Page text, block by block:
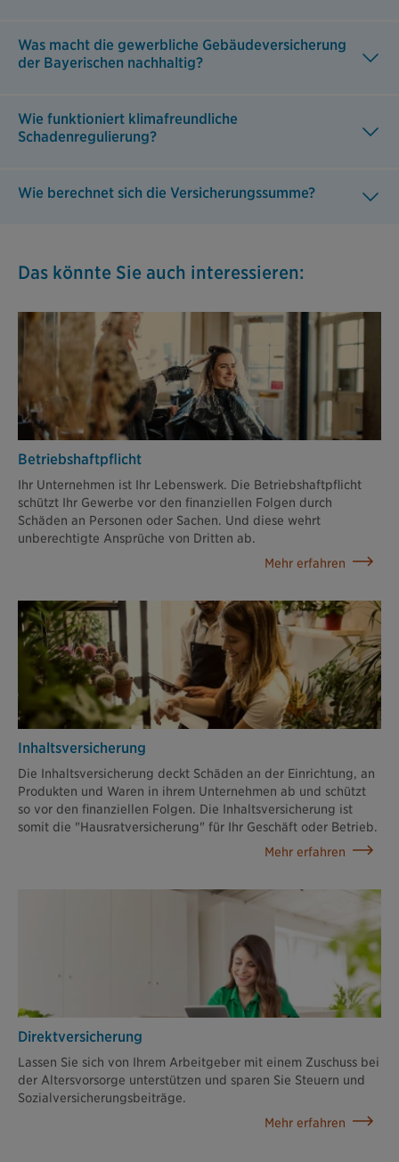
Was macht die gewerbliche Gebäudeversicherung
der Bayerischen nachhaltig?
Wie funktioniert klimafreundliche
Schadenregulierung?
Wie berechnet sich die Versicherungssumme?
Das könnte Sie auch interessieren:
Betriebshaftpflicht
Ihr Unternehmen ist Ihr Lebenswerk. Die Betriebshaftpflicht
schützt Ihr Gewerbe vor den finanziellen Folgen durch
Schäden an Personen oder Sachen. Und diese wehrt
unberechtigte Ansprüche von Dritten ab.
Mehr erfahren
Inhaltsversicherung
Die Inhaltsversicherung deckt Schäden an der Einrichtung, an
Produkten und Waren in ihrem Unternehmen ab und schützt
so vor den finanziellen Folgen. Die Inhaltsversicherung ist
somit die "Hausratversicherung" für Ihr Geschäft oder Betrieb.
Mehr erfahren
Direktversicherung
Lassen Sie sich von Ihrem Arbeitgeber mit einem Zuschuss bei
der Altersvorsorge unterstützen und sparen Sie Steuern und
Sozialversicherungsbeiträge.
Mehr erfahren